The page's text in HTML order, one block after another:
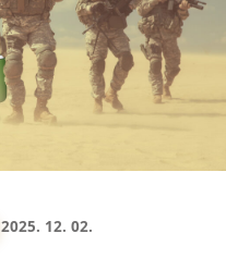
2025. 12. 02.